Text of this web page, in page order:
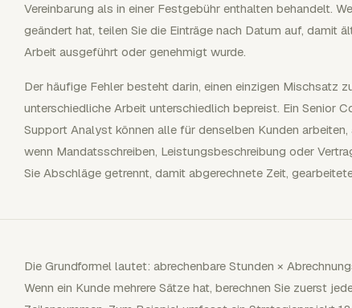
Vereinbarung als in einer Festgebühr enthalten behandelt.
geändert hat, teilen Sie die Einträge nach Datum auf, damit
Arbeit ausgeführt oder genehmigt wurde.
Der häufige Fehler besteht darin, einen einzigen Mischsatz
unterschiedliche Arbeit unterschiedlich bepreist. Ein Senior
Support Analyst können alle für denselben Kunden
wenn Mandatsschreiben, Leistungsbeschreibung oder
Sie Abschläge getrennt, damit abgerechnete Zeit,
Die Grundformel lautet: abrechenbare Stunden ×
Wenn ein Kunde mehrere Sätze hat, berechnen Sie zuerst